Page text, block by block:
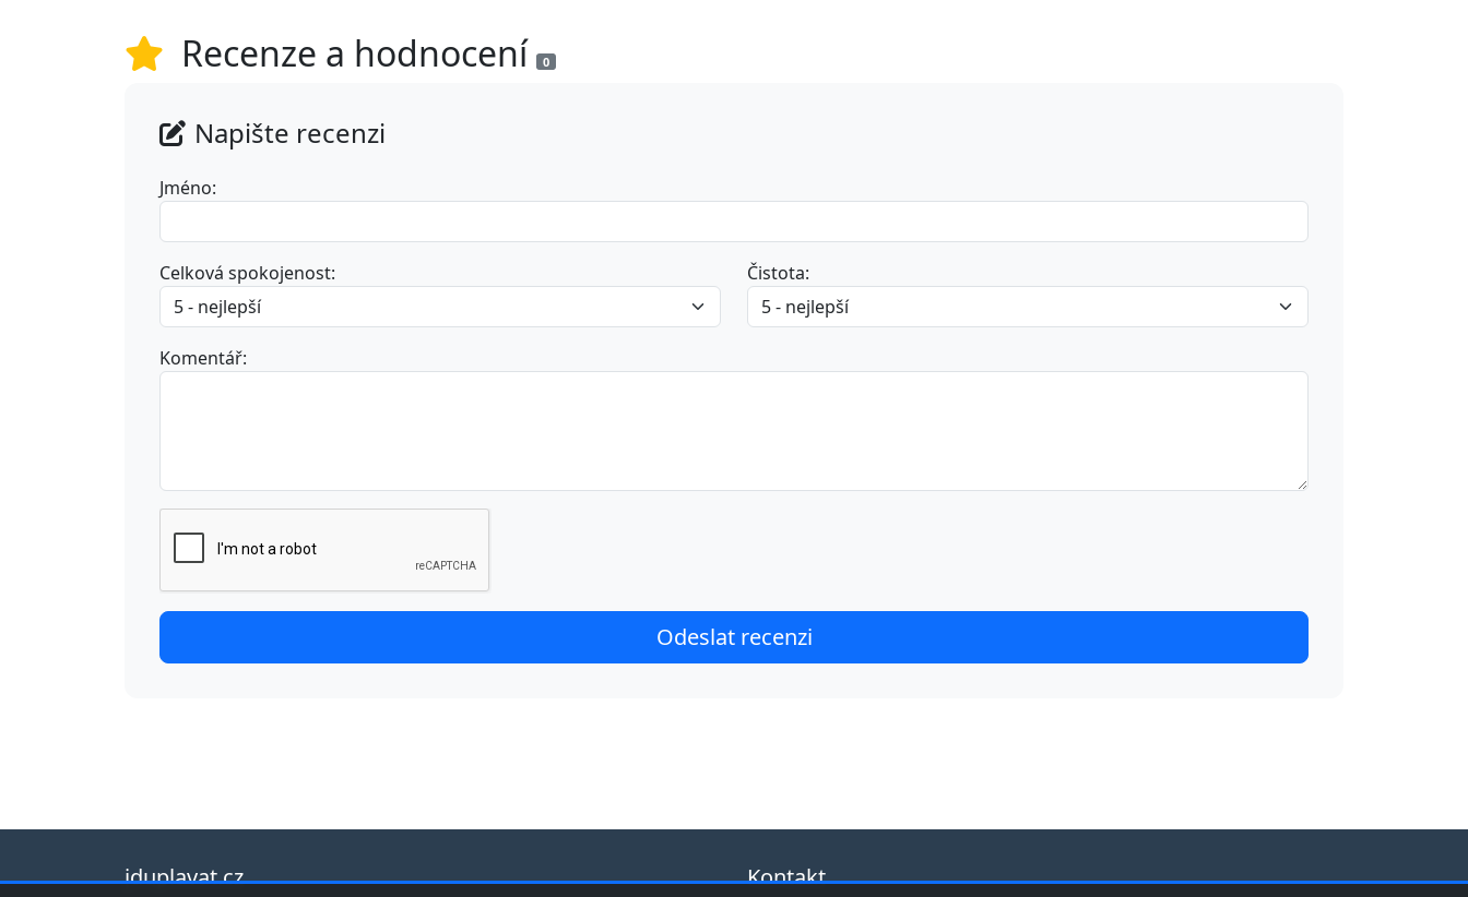
Recenze a hodnocení 0
Napište recenzi
Jméno:
Celková spokojenost: Čistota:
Komentář:
jduplavat.cz Kontakt